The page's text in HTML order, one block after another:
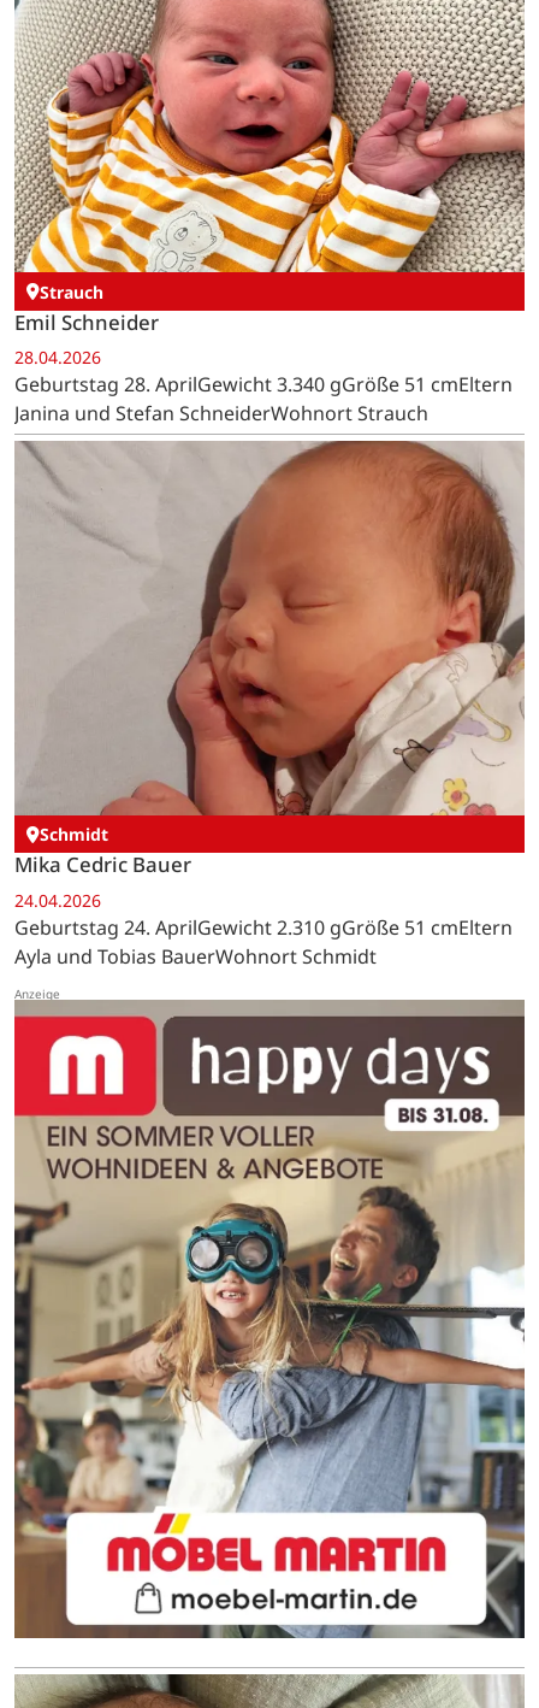
Strauch
Emil Schneider
28.04.2026
Geburtstag 28. AprilGewicht 3.340 gGröße 51 cmEltern
Janina und Stefan SchneiderWohnort Strauch
Schmidt
Mika Cedric Bauer
24.04.2026
Geburtstag 24. AprilGewicht 2.310 gGröße 51 cmEltern
Ayla und Tobias BauerWohnort Schmidt